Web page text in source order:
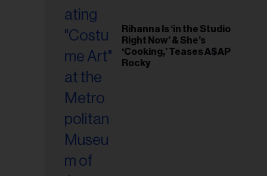
Rihanna Is ‘in the Studio
Right Now’ & She’s
‘Cooking,’ Teases A$AP
Rocky